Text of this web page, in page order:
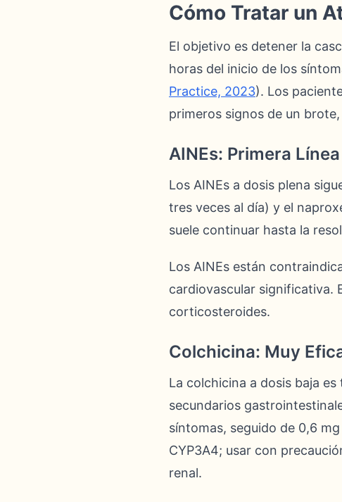
Cómo Tratar un
El objetivo es detener la
horas del inicio de los
Practice, 2023). Los
primeros signos de un
AINEs: Primera
Los AINEs a dosis plena
tres veces al día) y el
suele continuar hasta la
Los AINEs están
cardiovascular significativa.
corticosteroides.
Colchicina: Muy
La colchicina a dosis baja
secundarios
síntomas, seguido de 0,6
CYP3A4; usar con
renal.